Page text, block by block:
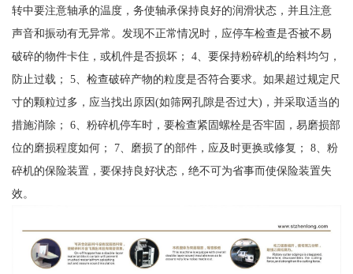
转中要注意轴承的温度，务使轴承保持良好的润滑状态，并且注意
声音和振动有无异常。发现不正常情况时，应停车检查是否被不易
破碎的物件卡住，或机件是否损坏； 4、要保持粉碎机的给料均匀，
防止过载； 5、检查破碎产物的粒度是否符合要求。如果超过规定尺
寸的颗粒过多，应当找出原因(如筛网孔隙是否过大)，并采取适当的
措施消除； 6、粉碎机停车时，要检查紧固螺栓是否牢固，易磨损部
位的磨损程度如何； 7、磨损了的部件，应及时更换或修复； 8、粉
碎机的保险装置，要保持良好状态，绝不可为省事而使保险装置失
效。